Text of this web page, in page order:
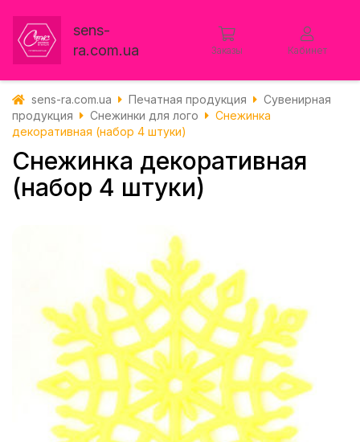
sens-
ra.com.ua
Заказы Кабинет
sens-ra.com.ua Печатная продукция
Сувенирная
продукция
Снежинки для лого
Снежинка
декоративная (набор 4 штуки)
Снежинка декоративная
(набор 4 штуки)